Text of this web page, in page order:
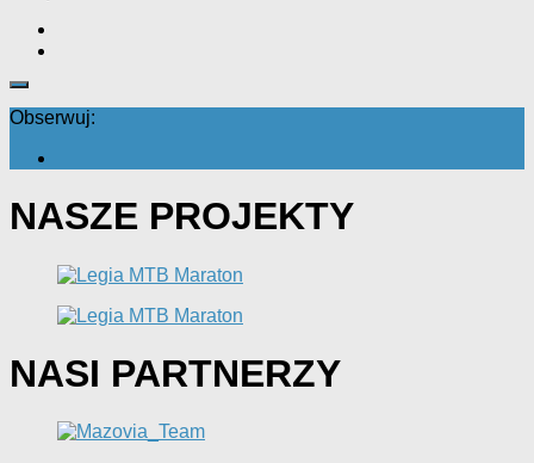
Obserwuj:
NASZE PROJEKTY
NASI PARTNERZY